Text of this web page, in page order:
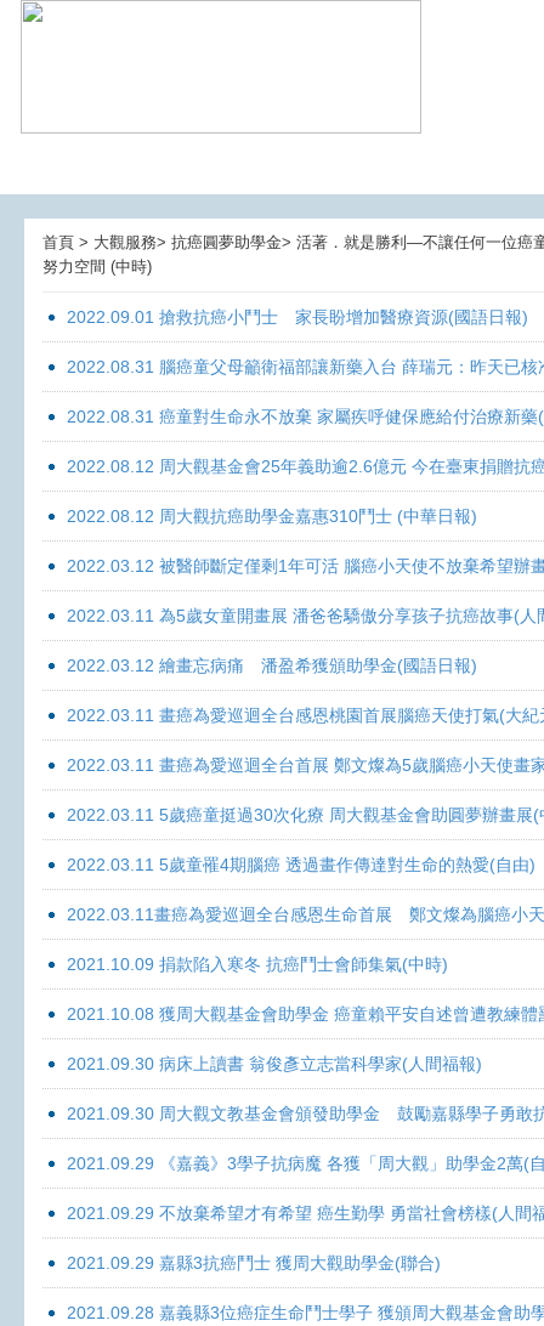
首頁 > 大觀服務> 抗癌圓夢助學金> 活著．就是勝利—不讓任何一位癌
努力空間 (中時)
2022.09.01 搶救抗癌小鬥士 家長盼增加醫療資源(國語日報)
2022.08.31 腦癌童父母籲衛福部讓新藥入台 薛瑞元：昨天已
2022.08.31 癌童對生命永不放棄 家屬疾呼健保應給付治療新藥
2022.08.12 周大觀基金會25年義助逾2.6億元 今在臺東捐贈抗
2022.08.12 周大觀抗癌助學金嘉惠310鬥士 (中華日報)
2022.03.12 被醫師斷定僅剩1年可活 腦癌小天使不放棄希望辦
2022.03.11 為5歲女童開畫展 潘爸爸驕傲分享孩子抗癌故事(人
2022.03.12 繪畫忘病痛 潘盈希獲頒助學金(國語日報)
2022.03.11 畫癌為愛巡迴全台感恩桃園首展腦癌天使打氣(大紀
2022.03.11 畫癌為愛巡迴全台首展 鄭文燦為5歲腦癌小天使畫
2022.03.11 5歲癌童挺過30次化療 周大觀基金會助圓夢辦畫展
2022.03.11 5歲童罹4期腦癌 透過畫作傳達對生命的熱愛(自由)
2022.03.11畫癌為愛巡迴全台感恩生命首展 鄭文燦為腦癌小
2021.10.09 捐款陷入寒冬 抗癌鬥士會師集氣(中時)
2021.10.08 獲周大觀基金會助學金 癌童賴平安自述曾遭教練體
2021.09.30 病床上讀書 翁俊彥立志當科學家(人間福報)
2021.09.30 周大觀文教基金會頒發助學金 鼓勵嘉縣學子勇敢
2021.09.29 《嘉義》3學子抗病魔 各獲「周大觀」助學金2萬(
2021.09.29 不放棄希望才有希望 癌生勤學 勇當社會榜樣(人間
2021.09.29 嘉縣3抗癌鬥士 獲周大觀助學金(聯合)
2021.09.28 嘉義縣3位癌症生命鬥士學子 獲頒周大觀基金會助